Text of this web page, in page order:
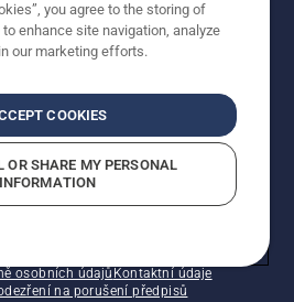
osobních údajů Kontaktní údaje
na porušení předpisů
you agree to the storing of
enhance site navigation, analyze
our marketing efforts.
COOKIES
OR SHARE MY PERSONAL
INFORMATION